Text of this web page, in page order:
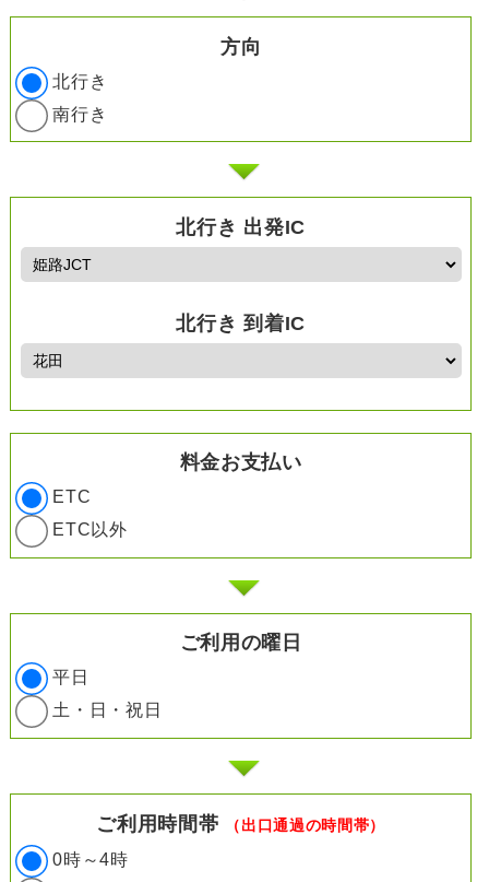
方向
北行き
南行き
北行き 出発IC
北行き 到着IC
料金お支払い
ETC
ETC以外
ご利用の曜日
平日
土・日・祝日
ご利用時間帯 （出口通過の時間帯）
0時～4時